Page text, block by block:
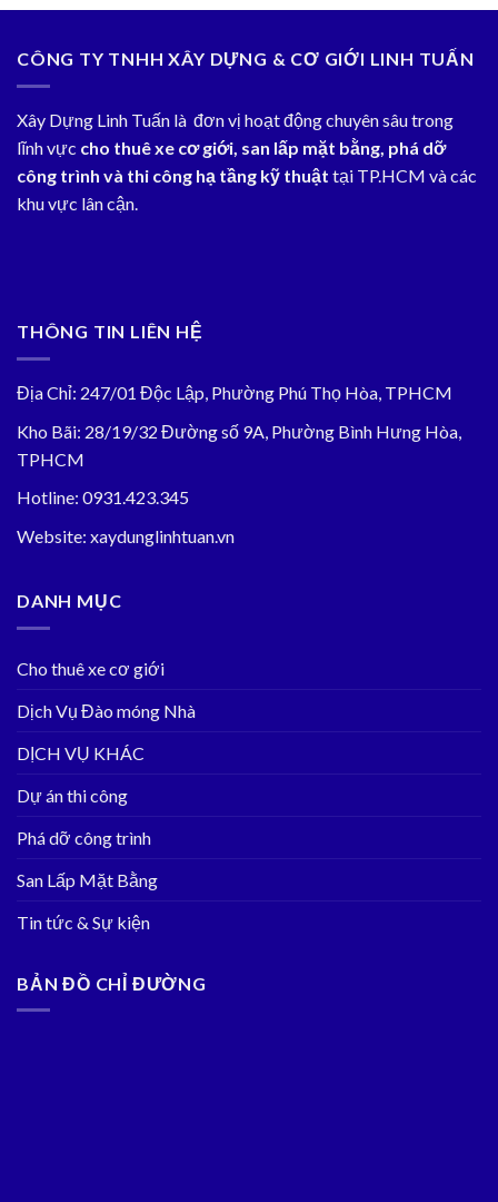
TPHCM
Giá
từ
1,8tr/md
CÔNG TY TNHH XÂY DỰNG & CƠ GIỚI LINH TUẤN
Xây Dựng Linh Tuấn là đơn vị hoạt động chuyên sâu trong
lĩnh vực cho thuê xe cơ giới, san lấp mặt bằng, phá dỡ
công trình và thi công hạ tầng kỹ thuật tại TP.HCM và các
khu vực lân cận.
THÔNG TIN LIÊN HỆ
Địa Chỉ: 247/01 Độc Lập, Phường Phú Thọ Hòa, TPHCM
Kho Bãi: 28/19/32 Đường số 9A, Phường Bình Hưng Hòa,
TPHCM
Hotline: 0931.423.345
Website: xaydunglinhtuan.vn
DANH MỤC
Cho thuê xe cơ giới
Dịch Vụ Đào móng Nhà
DỊCH VỤ KHÁC
Dự án thi công
Phá dỡ công trình
San Lấp Mặt Bằng
Tin tức & Sự kiện
BẢN ĐỒ CHỈ ĐƯỜNG